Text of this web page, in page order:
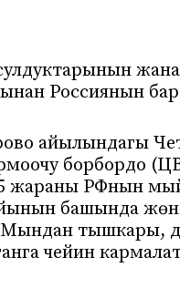
Россиянын
айылындагы
борбордо
жараны РФнын
башында
Мындан тышкары,
чейин